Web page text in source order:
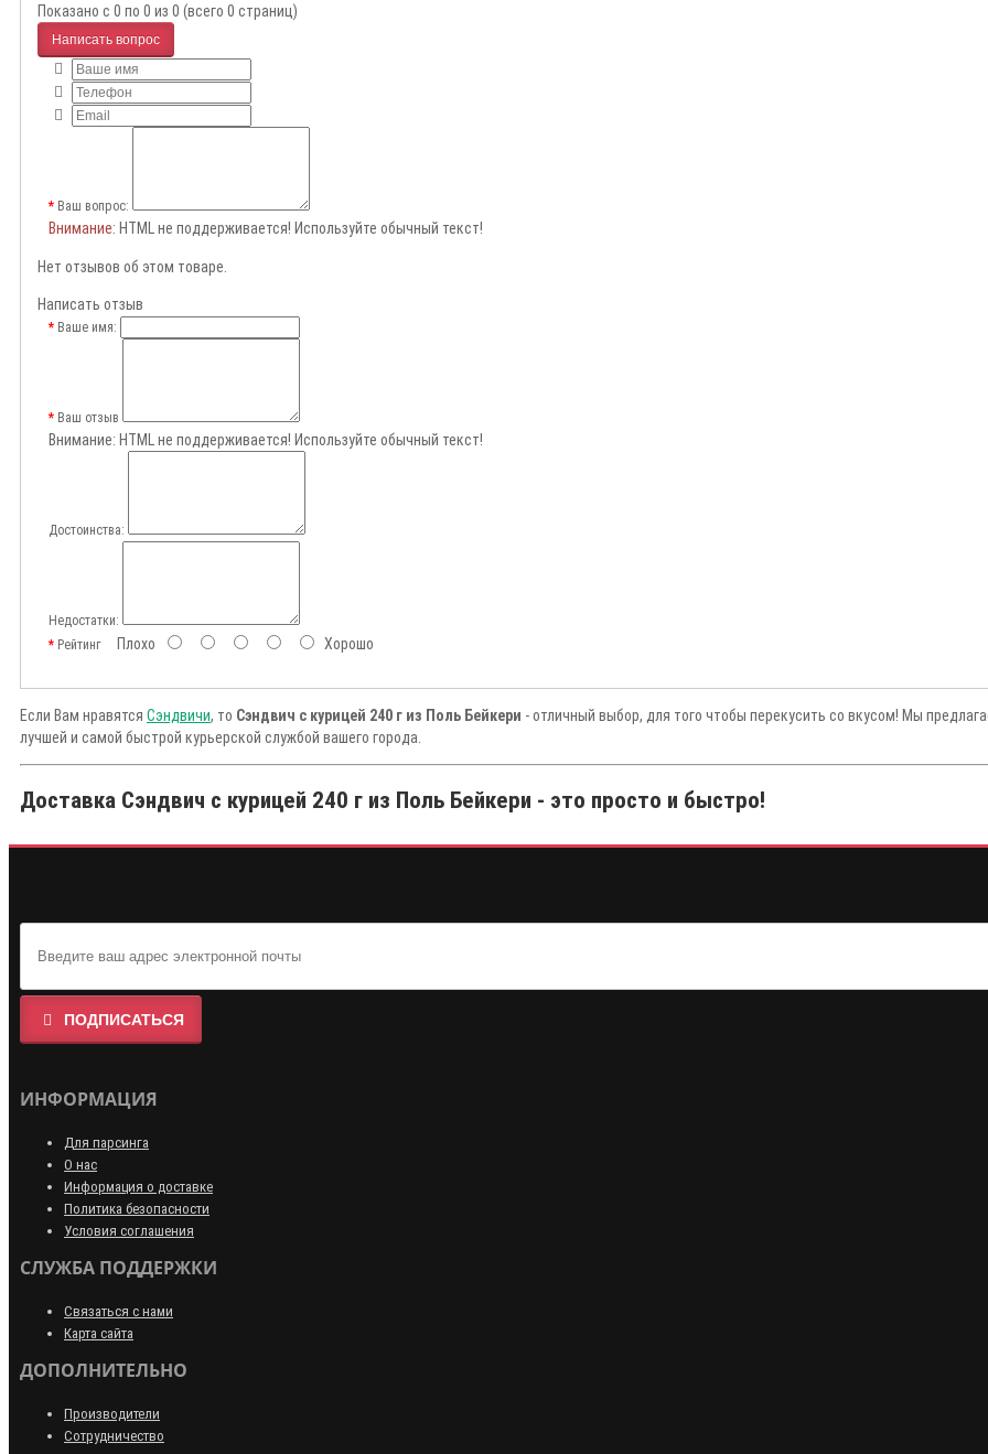
Показано с 0 по 0 из 0 (всего 0 страниц)
Написать вопрос
Ваш вопрос:
Внимание: HTML не поддерживается! Используйте обычный текст!
Нет отзывов об этом товаре.
Написать отзыв
Ваше имя:
Ваш отзыв
Внимание: HTML не поддерживается! Используйте обычный текст!
Достоинства:
Недостатки:
РейтингПлохо Хорошо
Если Вам нравятся Сэндвичи, то Сэндвич с курицей 240 г из Поль Бейкери - отличный выбор, для того чтобы перекусить со вкусом! Мы
лучшей и самой быстрой курьерской службой вашего города.
Доставка Сэндвич с курицей 240 г из Поль Бейкери - это просто и быстро!
ПОДПИСАТЬСЯ
ИНФОРМАЦИЯ
Для парсинга
О нас
Информация о доставке
Политика безопасности
Условия соглашения
СЛУЖБА ПОДДЕРЖКИ
Связаться с нами
Карта сайта
ДОПОЛНИТЕЛЬНО
Производители
Сотрудничество